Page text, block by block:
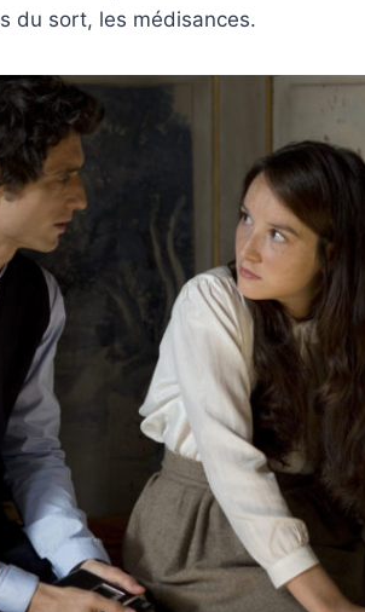
du sort, les médisances.